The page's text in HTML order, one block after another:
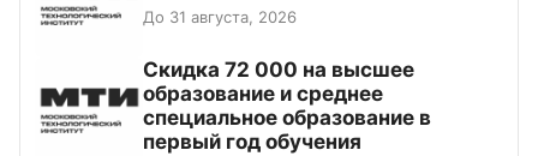
До 31 августа, 2026
Скидка 72 000 на высшее
образование и среднее
специальное образование в
первый год обучения